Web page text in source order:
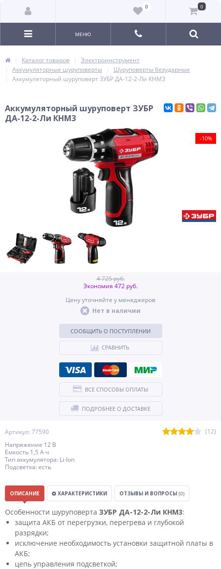
0 0
МЕНЮ
Каталог товаров
Электроинструмент
Аккумуляторные шуруповерты
Шуруповерты безударные
Аккумуляторный шуруповерт ЗУБР ДА-12-2-Ли КНМ3
Аккумуляторный шуруповерт ЗУБР
ДА-12-2-Ли КНМ3
-10%
Артикул: 77590
(12)
Напряжение 12 В
Емкость 1,5 А·ч
Тип аккумулятора: Li-Ion
Подсветка: есть
4 725 руб.
Экономия 472 руб.
Цену уточняйте у менеджеров
Нет в наличии
СООБЩИТЬ О ПОСТУПЛЕНИИ
СРАВНИТЬ
ВСЕ СПОСОБЫ ОПЛАТЫ
ПОДРОБНЕЕ О ДОСТАВКЕ
ОПИСАНИЕ ХАРАКТЕРИСТИКИ ОТЗЫВЫ И ВОПРОСЫ (0)
Особенности шуруповерта ЗУБР ДА-12-2-Ли КНМ3:
защита АКБ от перегрузки, перегрева и глубокой
разрядки;
исключение необходимость установки защитной платы в
АКБ;
цепь управления подсветкой;